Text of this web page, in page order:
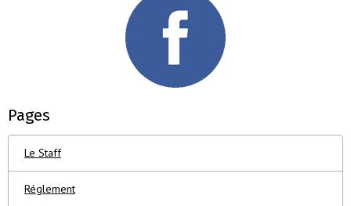
Pages
Le Staff
Réglement